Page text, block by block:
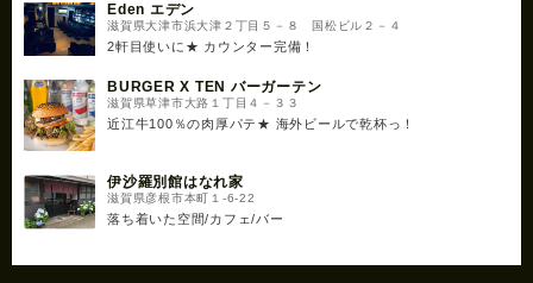
Eden エデン
滋賀県大津市浜大津２丁目５－８ 国松ビル２－４
2軒目使いに★ カウンター完備！
BURGER X TEN バーガーテン
滋賀県草津市大路１丁目４－３３
近江牛100％の肉厚パテ★ 海外ビールで乾杯っ！
伊沙羅別館はなれ家
滋賀県彦根市本町１-6-22
落ち着いた空間/カフェ/バー